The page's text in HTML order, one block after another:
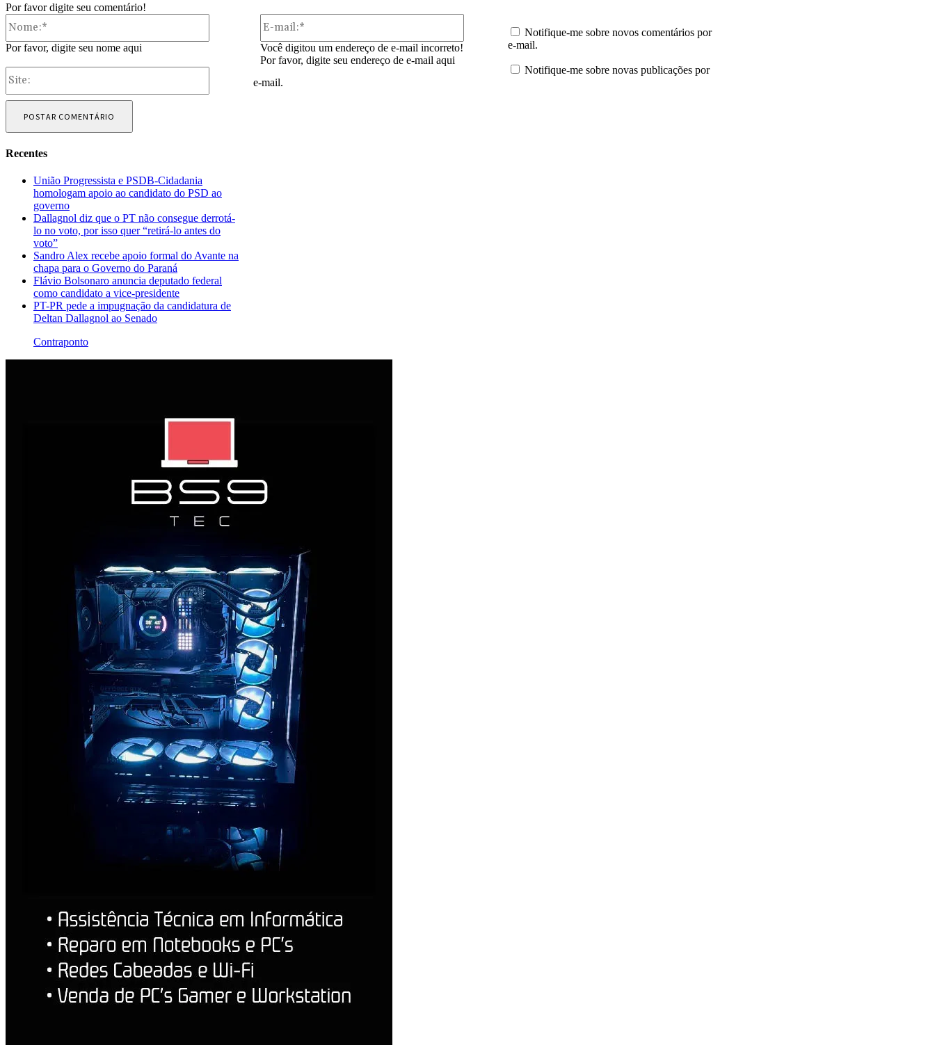
Por favor digite seu comentário!
Por favor, digite seu nome aqui
Você digitou um endereço de e-mail incorreto!
Por favor, digite seu endereço de e-mail aqui
Notifique-me sobre novos comentários por
e-mail.
Notifique-me sobre novas publicações por
e-mail.
Recentes
União Progressista e PSDB-Cidadania
homologam apoio ao candidato do PSD ao
governo
Dallagnol diz que o PT não consegue derrotá-
lo no voto, por isso quer “retirá-lo antes do
voto”
Sandro Alex recebe apoio formal do Avante na
chapa para o Governo do Paraná
Flávio Bolsonaro anuncia deputado federal
como candidato a vice-presidente
PT-PR pede a impugnação da candidatura de
Deltan Dallagnol ao Senado
Contraponto